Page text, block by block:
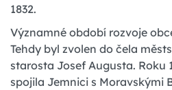
1832.
Významné období rozvoje
Tehdy byl zvolen do čela
starosta Josef Augusta. Roku
spojila Jemnici s Moravskými